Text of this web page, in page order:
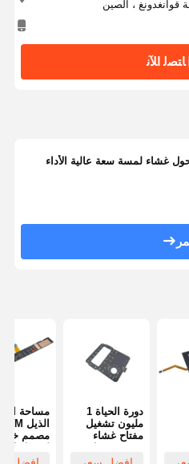
قوانغدونغ ، الصين
ﺎﺘﺼﻟ ﺍﻶﻧ
غشاء لمسة سعة عالية الأداء
دورة الحياة 1
مليون تشغيل
مفتاح غشاء
ذلك المرفق
مساحة
مصمم
المتكامل